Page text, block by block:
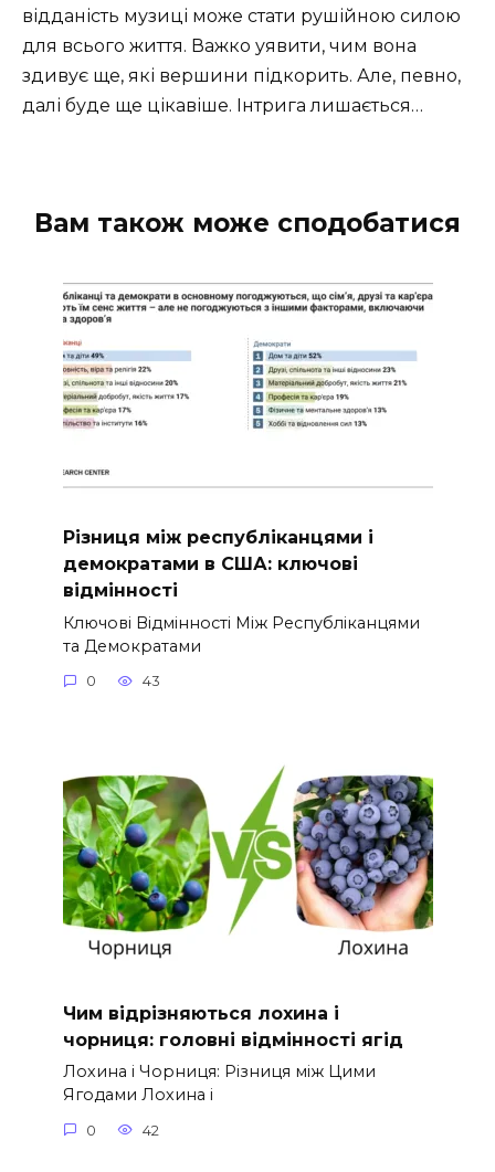
відданість музиці може стати рушійною силою
для всього життя. Важко уявити, чим вона
здивує ще, які вершини підкорить. Але, певно,
далі буде ще цікавіше. Інтрига лишається…
Вам також може сподобатися
Різниця між республіканцями і
демократами в США: ключові
відмінності
Ключові Відмінності Між Республіканцями
та Демократами
0 43
Чим відрізняються лохина і
чорниця: головні відмінності ягід
Лохина і Чорниця: Різниця між Цими
Ягодами Лохина і
0 42